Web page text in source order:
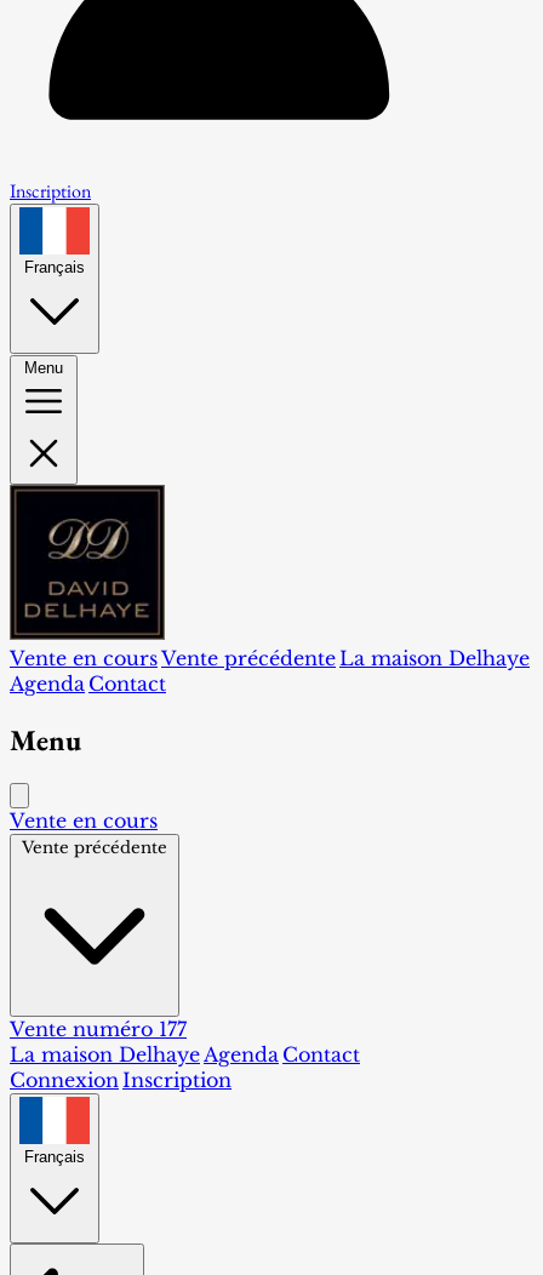
Inscription
Français
Menu
Vente en coursVente précédente La maison Delhaye
Agenda Contact
Menu
Vente en cours
Vente précédente
Vente numéro 177
La maison DelhayeAgenda Contact
ConnexionInscription
Français